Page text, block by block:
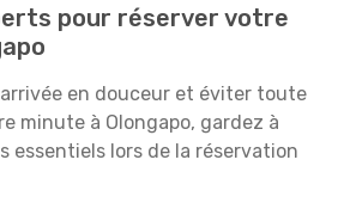
pour réserver votre
en douceur et éviter toute
minute à Olongapo, gardez à
essentiels lors de la réservation